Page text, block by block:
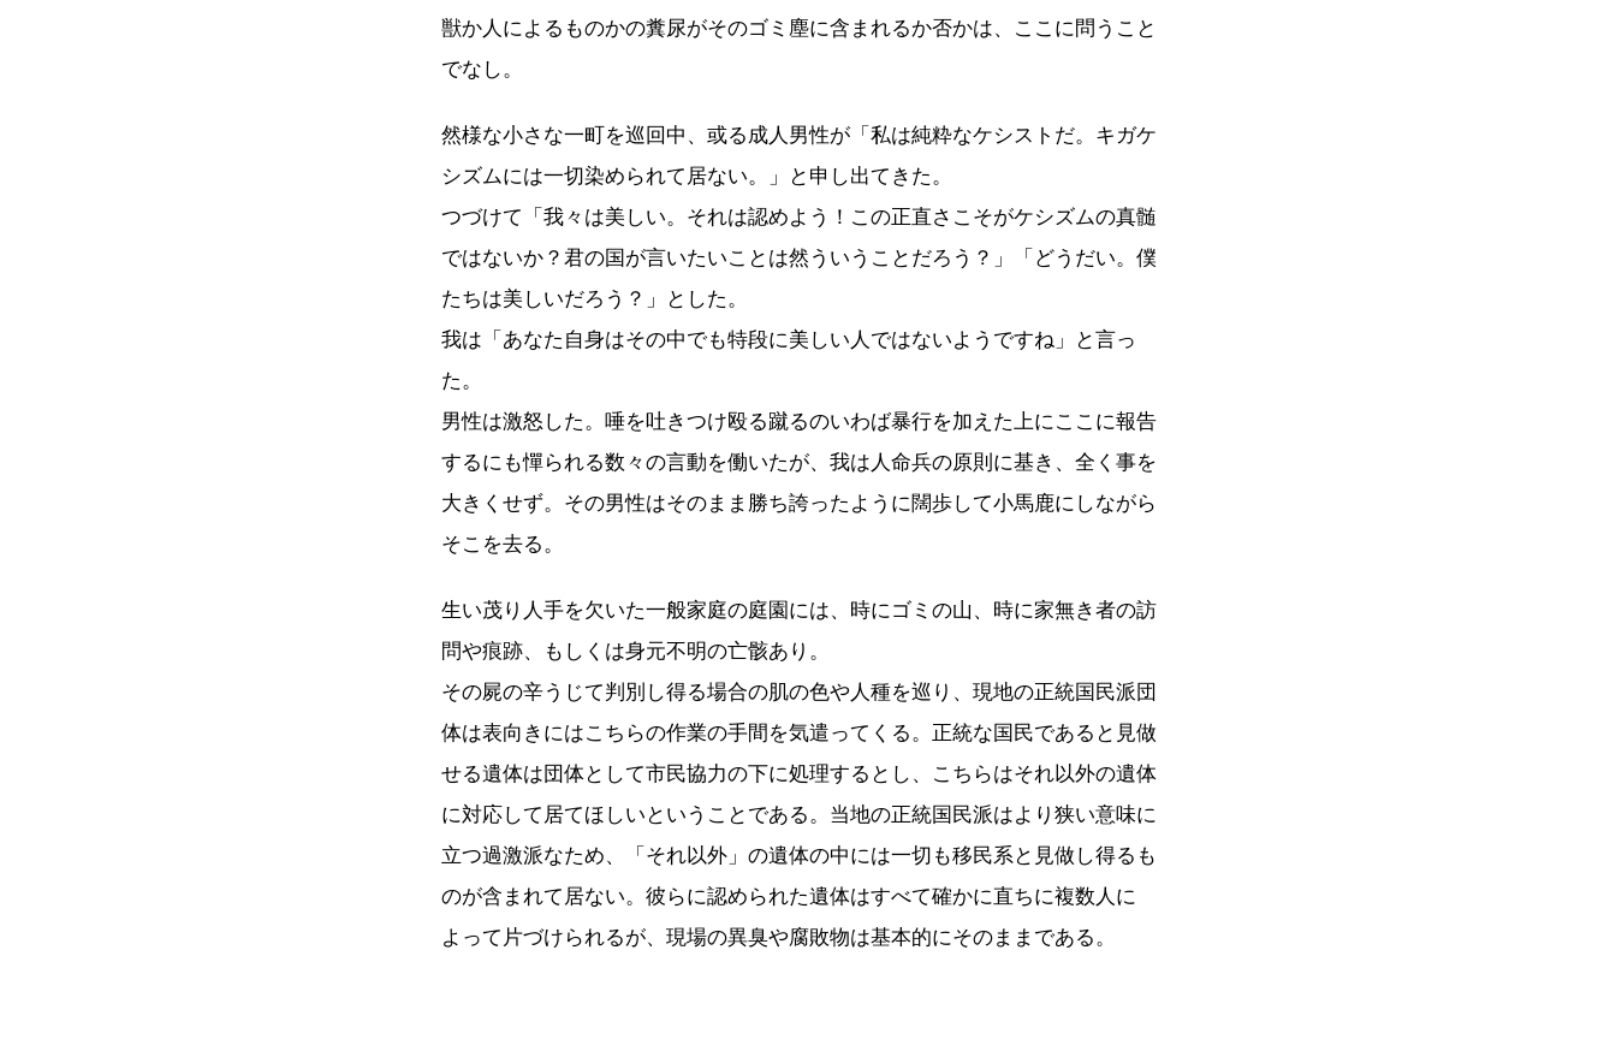
獣か人によるものかの糞尿がそのゴミ塵に含まれるか否かは、ここに問うこと
でなし。
然様な小さな一町を巡回中、或る成人男性が「私は純粋なケシストだ。キガケ
シズムには一切染められて居ない。」と申し出てきた。
つづけて「我々は美しい。それは認めよう！この正直さこそがケシズムの真髄
ではないか？君の国が言いたいことは然ういうことだろう？」「どうだい。僕
たちは美しいだろう？」とした。
我は「あなた自身はその中でも特段に美しい人ではないようですね」と言っ
た。
男性は激怒した。唾を吐きつけ殴る蹴るのいわば暴行を加えた上にここに報告
するにも憚られる数々の言動を働いたが、我は人命兵の原則に基き、全く事を
大きくせず。その男性はそのまま勝ち誇ったように闊歩して小馬鹿にしながら
そこを去る。
生い茂り人手を欠いた一般家庭の庭園には、時にゴミの山、時に家無き者の訪
問や痕跡、もしくは身元不明の亡骸あり。
その屍の辛うじて判別し得る場合の肌の色や人種を巡り、現地の正統国民派団
体は表向きにはこちらの作業の手間を気遣ってくる。正統な国民であると見做
せる遺体は団体として市民協力の下に処理するとし、こちらはそれ以外の遺体
に対応して居てほしいということである。当地の正統国民派はより狭い意味に
立つ過激派なため、「それ以外」の遺体の中には一切も移民系と見做し得るも
のが含まれて居ない。彼らに認められた遺体はすべて確かに直ちに複数人に
よって片づけられるが、現場の異臭や腐敗物は基本的にそのままである。